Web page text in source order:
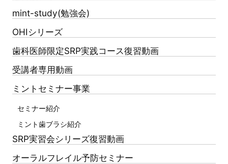
mint-study(勉強会)
OHIシリーズ
歯科医師限定SRP実践コース復習動画
受講者専用動画
ミントセミナー事業
セミナー紹介
ミント歯ブラシ紹介
SRP実習会シリーズ復習動画
オーラルフレイル予防セミナー